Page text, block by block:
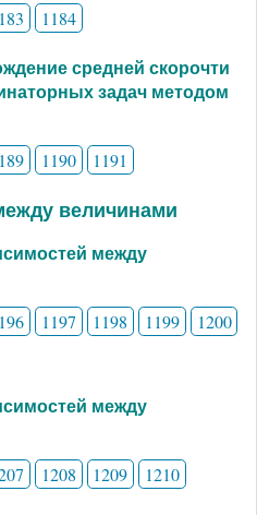
1184
средней скорочти
задач методом
1190 1191
величинами
между
1197 1198 1199
1200
между
1208 1209 1210